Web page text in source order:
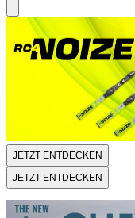
JETZT ENTDECKEN
JETZT ENTDECKEN